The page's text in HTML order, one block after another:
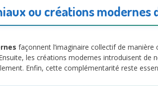
ou créations modernes
façonnent l’imaginaire collectif de manière
les créations modernes introduisent de
Enfin, cette complémentarité reste